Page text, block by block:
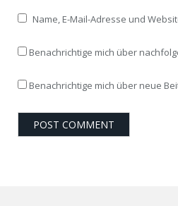
Name, E-Mail-Adresse und
Benachrichtige mich über
Benachrichtige mich über neue